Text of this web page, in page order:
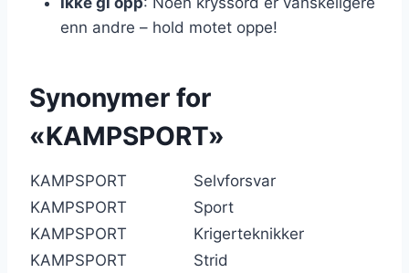
enn andre – hold motet oppe!
Synonymer for
«KAMPSPORT»
KAMPSPORT
Selvforsvar
KAMPSPORT
Sport
KAMPSPORT
Krigerteknikker
KAMPSPORT
Strid